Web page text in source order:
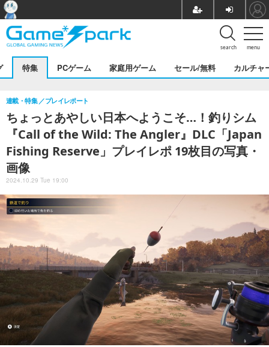
menu
search
特集 PCゲーム 家庭用ゲーム セール/無料 カルチャ
ちょっとあやしい日本へようこそ…！釣りシム
『Call of the Wild: The Angler』DLC「Japan
Fishing Reserve」プレイレポ 19枚目の写真・
画像
連載・特集 プレイレポート
2024.10.29 Tue 19:00